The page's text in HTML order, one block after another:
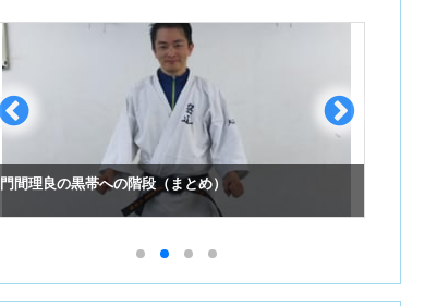
門間理良の黒帯への階段（まとめ）